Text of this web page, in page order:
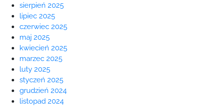
sierpień 2025
lipiec 2025
czerwiec 2025
maj 2025
kwiecień 2025
marzec 2025
luty 2025
styczeń 2025
grudzień 2024
listopad 2024